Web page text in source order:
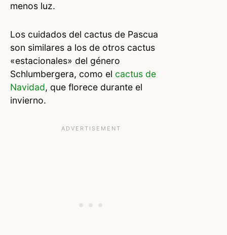
menos luz.
Los cuidados del cactus de Pascua
son similares a los de otros cactus
«estacionales» del género
Schlumbergera, como el cactus de
Navidad, que florece durante el
invierno.